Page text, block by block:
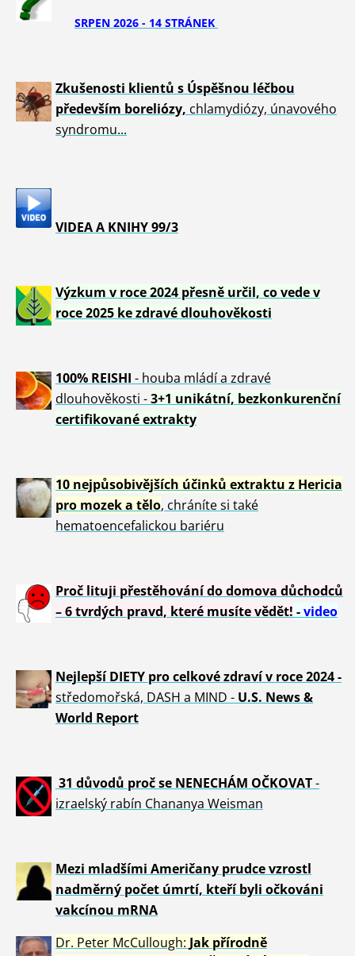
SRPEN 2026 - 14 STRÁNEK
Zkušenosti klientů s Úspěšnou léčbou
především boreliózy, chlamydiózy, únavového
syndromu...
VIDEA A KNIHY 99/3
Výzkum v roce 2024 přesně určil, co vede v
roce 2025 ke zdravé dlouhověkosti
100% REISHI - houba mládí a zdravé
dlouhověkosti -3+1 unikátní, bezkonkurenční
certifikované extrakty
10 nejpůsobivějších účinků extraktu z Hericia
pro mozek a tělo, chráníte si také
hematoencefalickou bariéru
Proč lituji přestěhování do domova důchodců
– 6 tvrdých pravd, které musíte vědět! -video
Nejlepší DIETY pro celkové zdraví v roce 2024 -
středomořská, DASH a MIND - U.S. News &
World Report
31 důvodů proč se NENECHÁM OČKOVAT-
izraelský rabín Chananya Weisman
Mezi mladšími Američany prudce vzrostl
nadměrný počet úmrtí, kteří byli očkováni
vakcínou mRNA
Dr. Peter McCullough: Jak přírodně